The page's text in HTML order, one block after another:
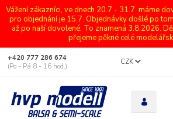
Vážení zákazníci, ve dnech 20.7 - 31.7. máme
pro objednání je 15.7. Objednávky došlé po
až po naší dovolené. To znamená 3.8.2026.
přejeme pěkné celé
CZK
+420 777 286 674
(Po - Pá 8 - 16 hod.)